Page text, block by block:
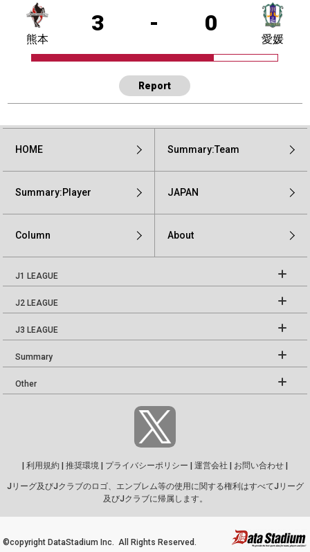
3 - 0
熊本 愛媛
Report
HOME Summary:Team
Summary:Player JAPAN
Column About
J1 LEAGUE
J2 LEAGUE
J3 LEAGUE
Summary
Other
利用規約 推奨環境 プライバシーポリシー 運営会社 お問い合わせ
Jリーグ及びJクラブのロゴ、エンブレム等の使用に関する権利はすべてJリーグ
及びJクラブに帰属します。
©copyright DataStadium Inc. All Rights Reserved.